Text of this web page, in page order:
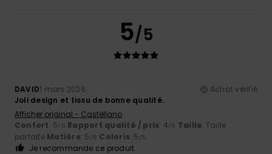
5/5
DAVID1 mars 2026
Achat vérifié
Joli design et tissu de bonne qualité.
Afficher original - Castellano
Confort: 5/5 Rapport qualité / prix: 4/5 Taille: Taille
parfaite Matière: 5 /5 Coloris: 5 /5
Je recommande ce produit